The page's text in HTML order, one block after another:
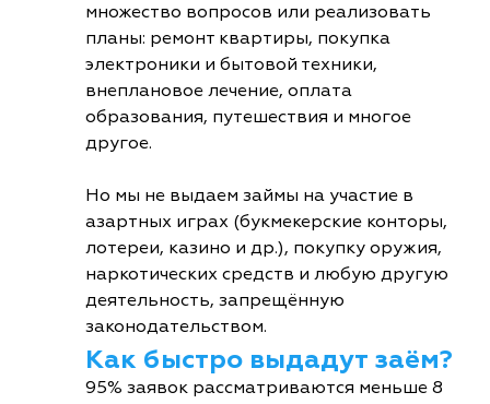
множество вопросов или реализовать
планы: ремонт квартиры, покупка
электроники и бытовой техники,
внеплановое лечение, оплата
образования, путешествия и многое
другое.
Но мы не выдаем займы на участие в
азартных играх (букмекерские конторы,
лотереи, казино и др.), покупку оружия,
наркотических средств и любую другую
деятельность, запрещённую
законодательством.
Как быстро выдадут заём?
95% заявок рассматриваются меньше 8